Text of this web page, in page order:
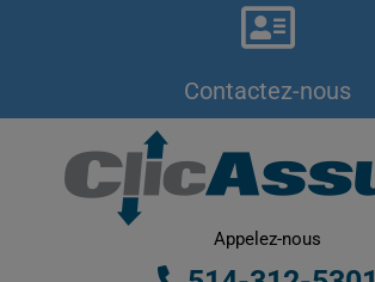
Contactez-nous
Appelez-nous